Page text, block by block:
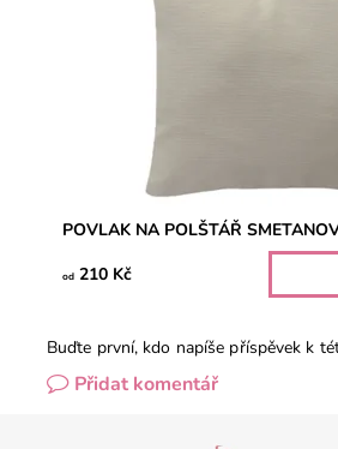
POVLAK NA POLŠTÁŘ
od 210 Kč
Buďte první, kdo napíše příspěvek k
Přidat komentář